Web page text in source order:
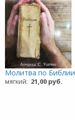
Молитва по Библии
мягкий: 21,00 руб.